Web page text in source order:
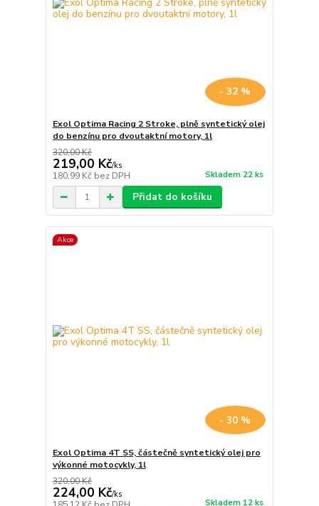
- 32 %
Exol Optima Racing 2 Stroke, plně syntetický olej
do benzínu pro dvoutaktní motory, 1l
320,00 Kč
219,00 Kč/ks
180,99 Kč bez DPH Skladem 22 ks
Přidat do košíku
Akce
- 30 %
Exol Optima 4T SS, částečně syntetický olej pro
výkonné motocykly, 1l
320,00 Kč
224,00 Kč/ks
Skladem 12 ks